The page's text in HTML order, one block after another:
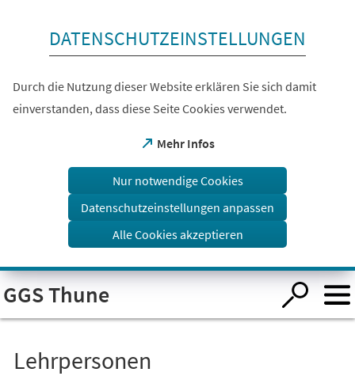
Visuelle
Assistenzsoftware
öffnen.
DATENSCHUTZEINSTELLUNGEN
Durch die Nutzung dieser Website erklären Sie sich damit
einverstanden, dass diese Seite Cookies verwendet.
Mehr Infos
(Öffnet
einem
Tab)
Nur notwendige Cookies
Datenschutzeinstellungen anpassen
Alle Cookies akzeptieren
GGS Thune
Lehrpersonen